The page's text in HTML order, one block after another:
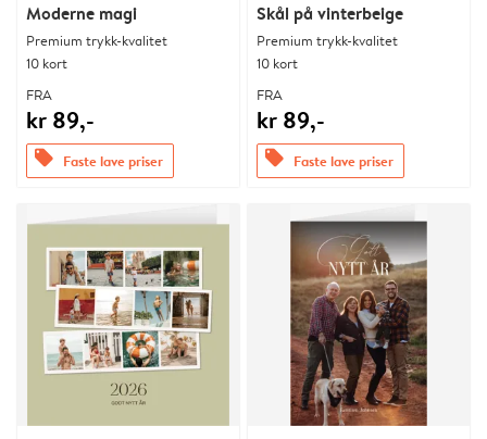
Moderne magi
Premium trykk-kvalitet
10 kort
FRA
kr 89,-
offers Faste lave priser
Skål på vinterbeige
Premium trykk-kvalitet
10 kort
FRA
kr 89,-
offers Faste lave priser